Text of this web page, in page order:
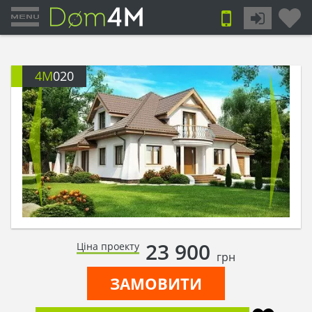
4M020
Ціна проекту 23 900 грн
ЗАМОВИТИ